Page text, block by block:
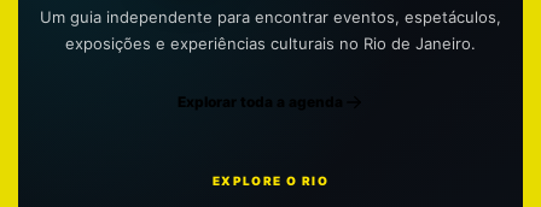
Um guia independente para encontrar eventos, espetáculos,
exposições e experiências culturais no Rio de Janeiro.
Explorar toda a agenda
EXPLORE O RIO